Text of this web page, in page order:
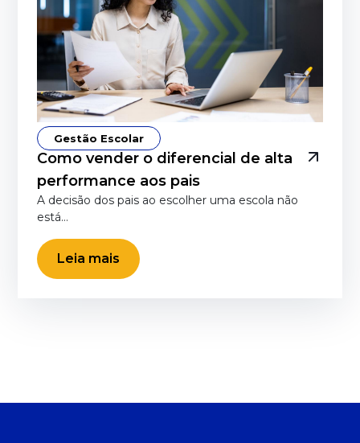
Gestão Escolar
Como vender o diferencial de alta
performance aos pais
A decisão dos pais ao escolher uma escola não
está…
Leia mais